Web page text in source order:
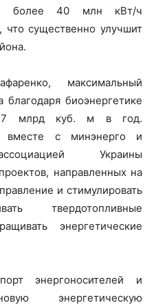
более 40 млн кВт/ч
что существенно улучшит
максимальный
биоэнергетике
37 млрд куб. м в год.
вместе с минэнерго и
Украины
направленных на
и стимулировать
твердотопливные
энергетические
энергоносителей и
энергетическую